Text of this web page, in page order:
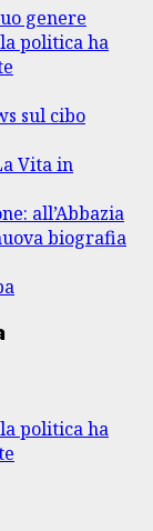
genere
politica ha
sul cibo
Vita in
all’Abbazia
biografia
politica ha